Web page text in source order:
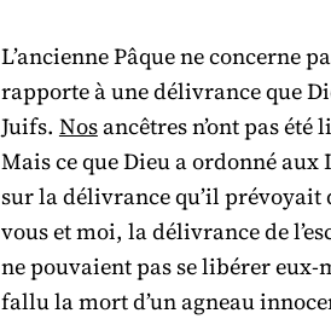
L’ancienne Pâque ne concerne
rapporte à une délivrance que
Juifs. Nosancêtres n’ont pas été
Mais ce que Dieu a ordonné
sur la délivrance qu’il prévoyait
vous et moi, la délivrance de
ne pouvaient pas se libérer
fallu la mort d’un agneau